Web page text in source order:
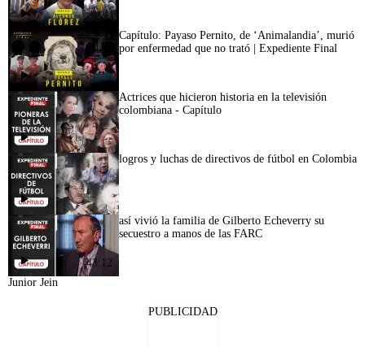
Capítulo: Payaso Pernito, de ‘Animalandia’, murió
por enfermedad que no trató | Expediente Final
Actrices que hicieron historia en la televisión
colombiana - Capítulo
logros y luchas de directivos de fútbol en Colombia
43:12
así vivió la familia de Gilberto Echeverry su
secuestro a manos de las FARC
Junior Jein
PUBLICIDAD